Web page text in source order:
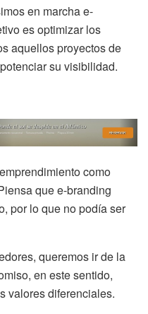
en marcha e-
es optimizar los
aquellos proyectos de
su visibilidad.
como
que e-branding
por lo que no podía ser
queremos ir de la
en este sentido,
valores diferenciales.